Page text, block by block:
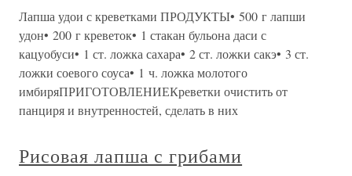
Лапша удои с креветками ПРОДУКТЫ• 500 г лапши
удон• 200 г креветок• 1 стакан бульона даси с
кацуобуси• 1 ст. ложка сахара• 2 ст. ложки сакэ• 3 ст.
ложки соевого соуса• 1 ч. ложка молотого
имбиряПРИГОТОВЛЕНИЕКреветки очистить от
панциря и внутренностей, сделать в них
Рисовая лапша с грибами